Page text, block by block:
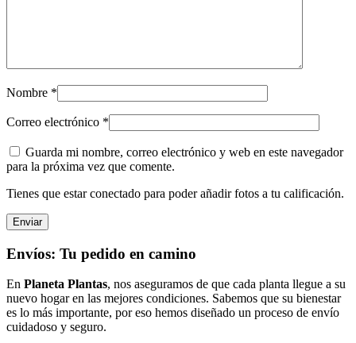
Nombre *
Correo electrónico *
Guarda mi nombre, correo electrónico y web en este navegador
para la próxima vez que comente.
Tienes que estar conectado para poder añadir fotos a tu calificación.
Envíos: Tu pedido en camino
En Planeta Plantas, nos aseguramos de que cada planta llegue a su
nuevo hogar en las mejores condiciones. Sabemos que su bienestar
es lo más importante, por eso hemos diseñado un proceso de envío
cuidadoso y seguro.